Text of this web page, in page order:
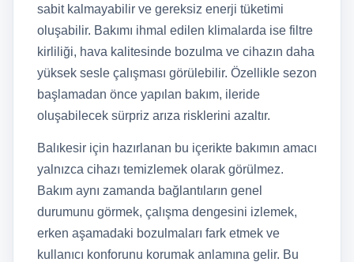
sabit kalmayabilir ve gereksiz enerji tüketimi
oluşabilir. Bakımı ihmal edilen klimalarda ise filtre
kirliliği, hava kalitesinde bozulma ve cihazın daha
yüksek sesle çalışması görülebilir. Özellikle sezon
başlamadan önce yapılan bakım, ileride
oluşabilecek sürpriz arıza risklerini azaltır.
Balıkesir için hazırlanan bu içerikte bakımın amacı
yalnızca cihazı temizlemek olarak görülmez.
Bakım aynı zamanda bağlantıların genel
durumunu görmek, çalışma dengesini izlemek,
erken aşamadaki bozulmaları fark etmek ve
kullanıcı konforunu korumak anlamına gelir. Bu